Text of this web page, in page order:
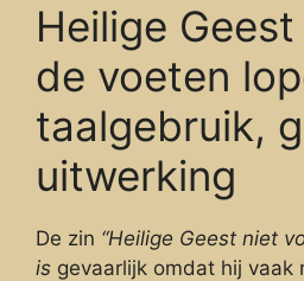
Heilige
de voeten
taalgebruik,
uitwerking
De zin “Heilige Geest niet
is gevaarlijk omdat hij